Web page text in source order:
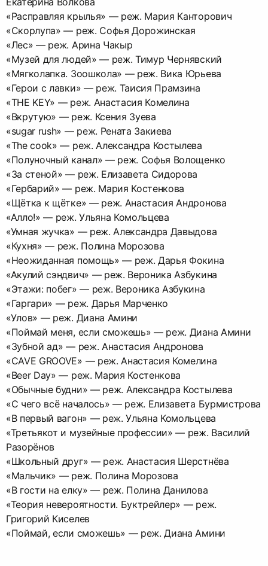
«Расправляя крылья» — реж. Мария Канторович
«Скорлупа» — реж. Софья Дорожинская
«Лес» — реж. Арина Чакыр
«Музей для людей» — реж. Тимур Чернявский
«Мягколапка. Зоошкола» — реж. Вика Юрьева
«Герои с лавки» — реж. Таисия Прамзина
«THE KEY» — реж. Анастасия Комелина
«Вкрутую» — реж. Ксения Зуева
«sugar rush» — реж. Рената Закиева
«The cook» — реж. Александра Костылева
«Полуночный канал» — реж. Софья Волощенко
«За стеной» — реж. Елизавета Сидорова
«Гербарий» — реж. Мария Костенкова
«Щётка к щётке» — реж. Анастасия Андронова
«Алло!» — реж. Ульяна Комольцева
«Умная жучка» — реж. Александра Давыдова
«Кухня» — реж. Полина Морозова
«Неожиданная помощь» — реж. Дарья Фокина
«Акулий сэндвич» — реж. Вероника Азбукина
«Этажи: побег» — реж. Вероника Азбукина
«Гаргари» — реж. Дарья Марченко
«Улов» — реж. Диана Амини
«Поймай меня, если сможешь» — реж. Диана Амини
«Зубной ад» — реж. Анастасия Андронова
«CAVE GROOVE» — реж. Анастасия Комелина
«Beer Day» — реж. Мария Костенкова
«Обычные будни» — реж. Александра Костылева
«С чего всё началось» — реж. Елизавета Бурмистрова
«В первый вагон» — реж. Ульяна Комольцева
«Третьякот и музейные профессии» — реж. Василий
Разорёнов
«Школьный друг» — реж. Анастасия Шерстнёва
«Мальчик» — реж. Полина Морозова
«В гости на елку» — реж. Полина Данилова
«Теория невероятности. Буктрейлер» — реж.
Григорий Киселев
«Поймай, если сможешь» — реж. Диана Амини